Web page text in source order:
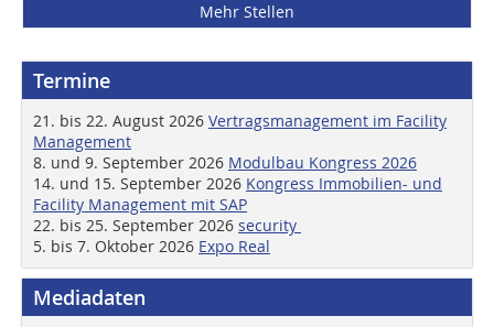
Mehr Stellen
Termine
21. bis 22. August 2026 Vertragsmanagement im Facility
Management
8. und 9. September 2026 Modulbau Kongress 2026
14. und 15. September 2026 Kongress Immobilien- und
Facility Management mit SAP
22. bis 25. September 2026 security
5. bis 7. Oktober 2026 Expo Real
Mediadaten